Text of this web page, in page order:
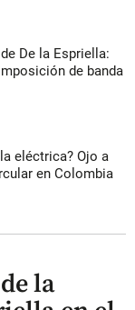
De la Espriella:
de banda
eléctrica? Ojo a
en Colombia
la